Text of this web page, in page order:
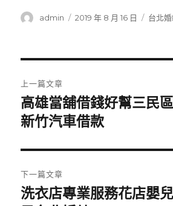
作
admin
發
2019 年 8 月 16 日
分
台北
章
導
覽
上一篇文章
上
一
文
章:
高雄當舖借錢好幫三民
新竹汽車借款
下一篇文章
下
洗衣店專業服務花店嬰